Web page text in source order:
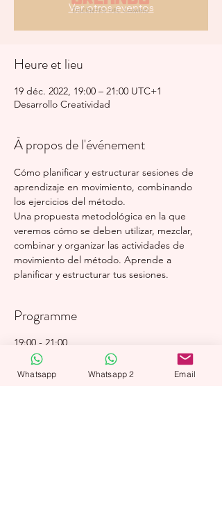
Ver otros eventos
Heure et lieu
19 déc. 2022, 19:00 – 21:00 UTC+1
Desarrollo Creatividad
À propos de l'événement
Cómo planificar y estructurar sesiones de
aprendizaje en movimiento, combinando
los ejercicios del método.
Una propuesta metodológica en la que
veremos cómo se deben utilizar, mezclar,
combinar y organizar las actividades de
movimiento del método. Aprende a
planificar y estructurar tus sesiones.
Programme
19:00 - 21:00
2 heures
Cómo planificar y estructurar sesiones de
Whatsapp Whatsapp 2 Email